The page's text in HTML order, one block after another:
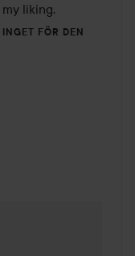
liking.
FÖR DEN
lades 2 år